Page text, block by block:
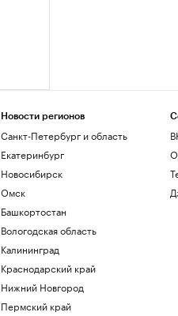
Новости регионов
Санкт-Петербург и область
Екатеринбург
Новосибирск
Омск
Башкортостан
Вологодская область
Калининград
Краснодарский край
Нижний Новгород
Пермский край